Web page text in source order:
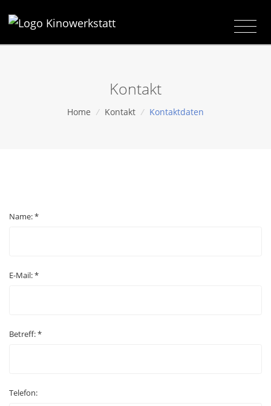
Kontakt
Home / Kontakt / Kontaktdaten
Name: *
E-Mail: *
Betreff: *
Telefon: